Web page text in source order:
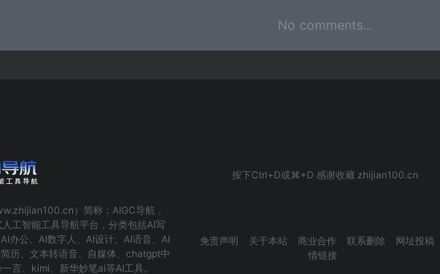
No comments...
）简称： AIGC导航 ，
工智能工具导航平台，分类包括AI写
AI办公 、 AI数字人 、 AI设计、 AI语音、 AI
历 、 文本转语音、 自媒体 、 chatgpt中
一言 、 kimi 、 新华妙笔ai等AI工具。
按下Ctrl+D或⌘+D 感谢收藏 zhijian100.cn
免责声明 关于本站 商业合作 联系删除 网址投稿
情链接